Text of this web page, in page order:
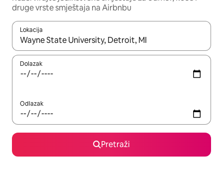
druge vrste smještaja na Airbnbu
Lokacija
Kada budu dostupni rezultati, moći ćete ih pregledati
Dolazak
Odlazak
Pretraži